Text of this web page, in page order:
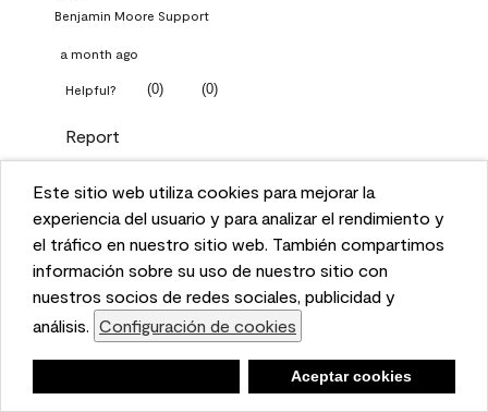
This website uses cookies to enhance user experience
and to analyze performance and traffic on our website.
We also share information about your use of our site
with our social media, advertising, and analytics
partners. Cookie Settings
Accept Cookies
Este sitio web utiliza cookies para mejorar la
experiencia del usuario y para analizar el rendimiento y
el tráfico en nuestro sitio web. También compartimos
información sobre su uso de nuestro sitio con
nuestros socios de redes sociales, publicidad y
análisis. Configuración de cookies
Aceptar cookies
Benjamin Moore Support
a month ago
Helpful? (0) (0)
Report
Q: What Aura paint color
should I use in north facing
entryway?
1 Answer